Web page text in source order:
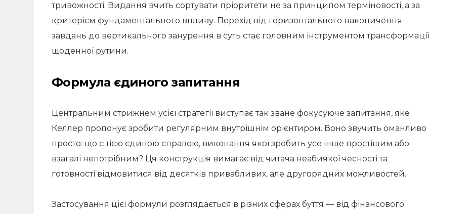
тривожності. Видання вчить сортувати пріоритети не за принципом терміновості, а за
критерієм фундаментального впливу. Перехід від горизонтального накопичення
завдань до вертикального занурення в суть стає головним інструментом трансформації
щоденної рутини.
Формула єдиного запитання
Центральним стрижнем усієї стратегії виступає так зване фокусуюче запитання, яке
Келлер пропонує зробити регулярним внутрішнім орієнтиром. Воно звучить оманливо
просто: що є тією єдиною справою, виконання якої зробить усе інше простішим або
взагалі непотрібним? Ця конструкція вимагає від читача неабиякої чесності та
готовності відмовитися від десятків привабливих, але другорядних можливостей.
Застосування цієї формули розглядається в різних сферах буття — від фінансового